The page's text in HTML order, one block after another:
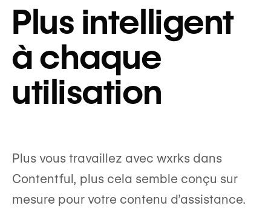
Plus intelligent
à chaque
utilisation
Plus vous travaillez avec wxrks dans
Contentful, plus cela semble conçu sur
mesure pour votre contenu d’assistance.